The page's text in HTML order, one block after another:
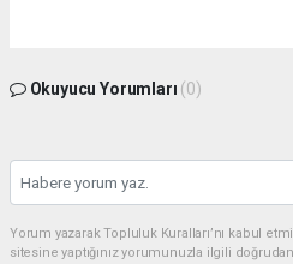
Okuyucu Yorumları (0)
Yorum yazarak Topluluk Kuralları’nı kabul
sitesine yaptığınız yorumunuzla ilgili